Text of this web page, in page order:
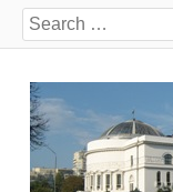
Search
for: